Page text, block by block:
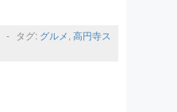
- タグ: グルメ, 高円寺ス